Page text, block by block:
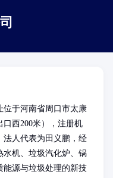
位于河南省周口市太康
西200米），注册机
法人代表为田义鹏，经
水机、垃圾汽化炉、锅
能源与垃圾处理的新技